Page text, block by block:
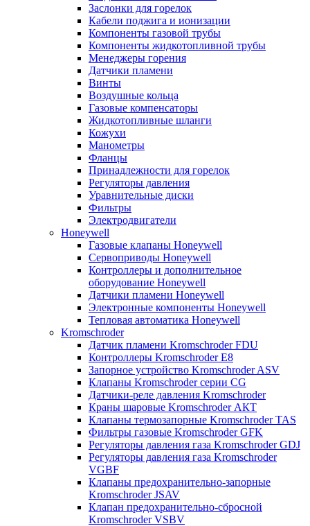
Заслонки для горелок
Кабели поджига и ионизации
Компоненты газовой трубы
Компоненты жидкотопливной трубы
Менеджеры горения
Датчики пламени
Винты
Воздушные кольца
Газовые компенсаторы
Жидкотопливные шланги
Кожухи
Манометры
Фланцы
Принадлежности для горелок
Регуляторы давления
Уравнительные диски
Фильтры
Электродвигатели
Honeywell
Газовые клапаны Honeywell
Сервоприводы Honeywell
Контроллеры и дополнительное
оборудование Honeywell
Датчики пламени Honeywell
Электронные компоненты Honeywell
Тепловая автоматика Honeywell
Kromschroder
Датчик пламени Kromschroder FDU
Контроллеры Kromschroder E8
Запорное устройство Kromschroder ASV
Клапаны Kromschroder серии CG
Датчики-реле давления Kromschroder
Краны шаровые Kromschroder АКТ
Клапаны термозапорные Kromschroder TAS
Фильтры газовые Kromschroder GFK
Регуляторы давления газа Kromschroder GDJ
Регуляторы давления газа Kromschroder
VGBF
Клапаны предохранительно-запорные
Kromschroder JSAV
Клапан предохранительно-сбросной
Kromschroder VSBV